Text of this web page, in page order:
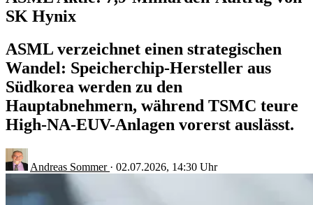
SK Hynix
ASML verzeichnet einen strategischen
Wandel: Speicherchip-Hersteller aus
Südkorea werden zu den
Hauptabnehmern, während TSMC teure
High-NA-EUV-Anlagen vorerst auslässt.
Andreas Sommer · 02.07.2026, 14:30 Uhr